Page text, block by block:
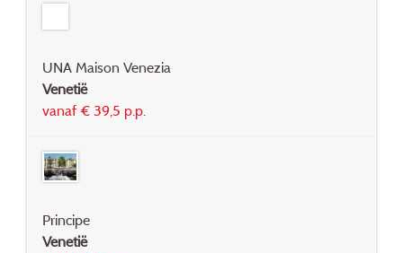
UNA Maison Venezia
Venetië
vanaf € 39,5 p.p.
Principe
Venetië